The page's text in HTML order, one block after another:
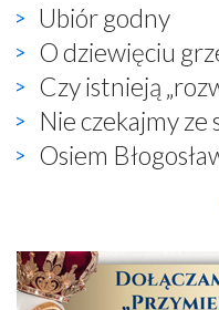
Ubiór godny
O dziewięciu
Czy istnieją
Nie czekajmy ze
Osiem